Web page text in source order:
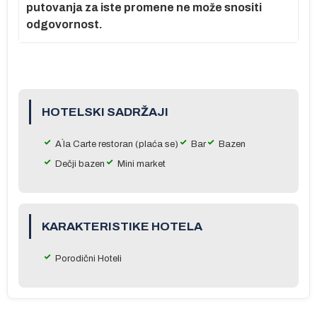
putovanja za iste promene ne može snositi
odgovornost.
HOTELSKI SADRŽAJI
A`la Carte restoran (plaća se) Bar
Bazen
Dečji bazen
Mini market
KARAKTERISTIKE HOTELA
Porodični Hoteli